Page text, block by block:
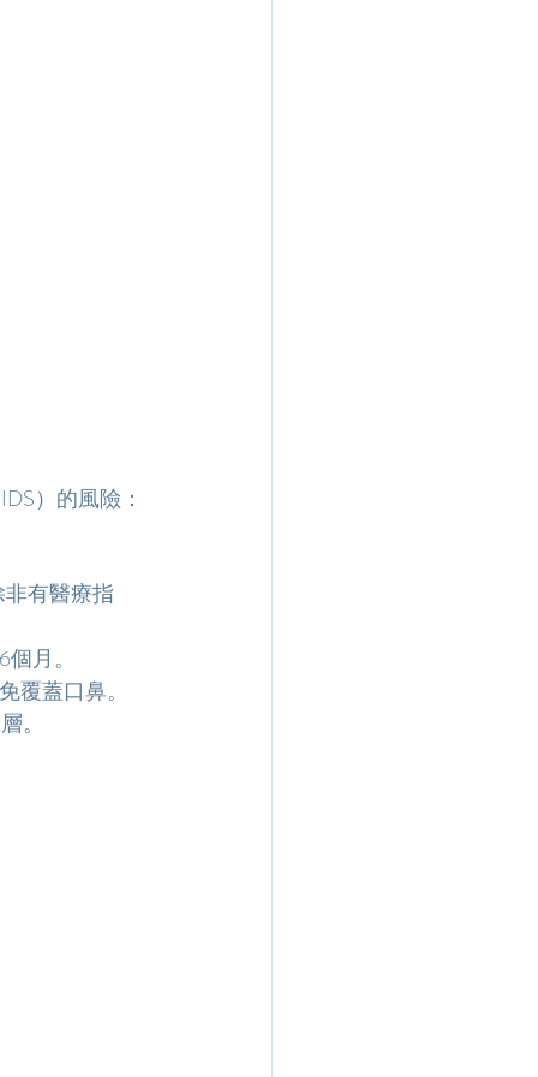
）的風險：
有醫療指
月。
覆蓋口鼻。
。